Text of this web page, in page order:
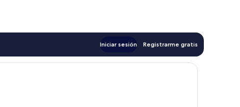
Iniciar sesión Registrarme gratis